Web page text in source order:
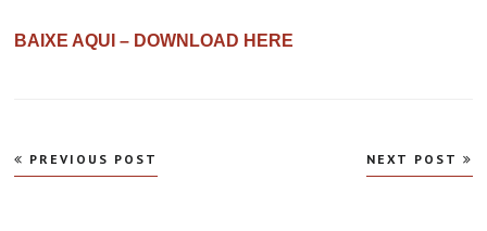
BAIXE AQUI – DOWNLOAD HERE
Navegação
de
PREVIOUS POST NEXT POST